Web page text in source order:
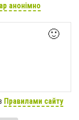
анонімно
🙂
Правилами сайту